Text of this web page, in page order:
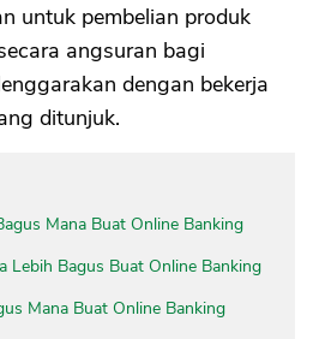
untuk pembelian produk
angsuran bagi
dengan bekerja
ditunjuk.
Mana Buat Online Banking
Lebih Bagus Buat Online Banking
Mana Buat Online Banking